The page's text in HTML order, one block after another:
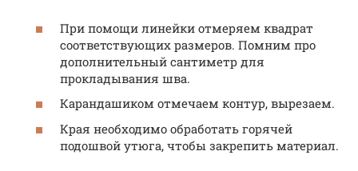
При помощи линейки отмеряем квадрат
соответствующих размеров. Помним про
дополнительный сантиметр для
прокладывания шва.
Карандашиком отмечаем контур, вырезаем.
Края необходимо обработать горячей
подошвой утюга, чтобы закрепить материал.